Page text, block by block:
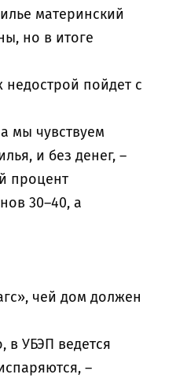
материнский
но в итоге
пойдет с
мы чувствуем
и без денег, –
процент
30–40, а
чей дом должен
в УБЭП ведется
–